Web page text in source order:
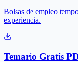
Bolsas de empleo
experiencia.
Temario Gratis